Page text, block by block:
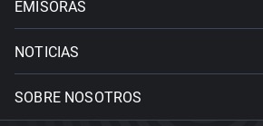
EMISORAS
NOTICIAS
SOBRE NOSOTROS